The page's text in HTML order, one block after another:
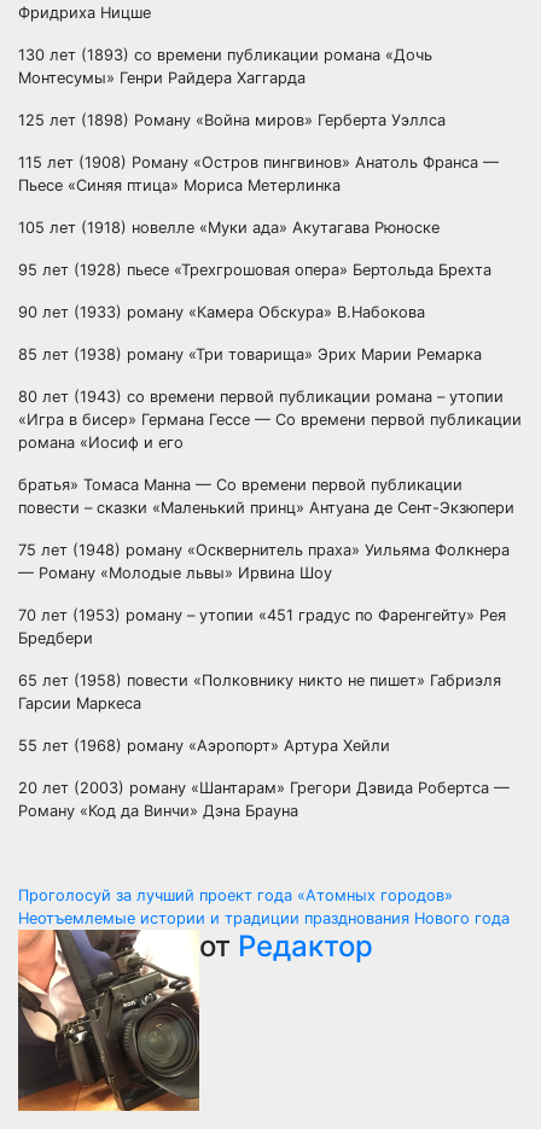
Фридриха Ницше
130 лет (1893) со времени публикации романа «Дочь
Монтесумы» Генри Райдера Хаггарда
125 лет (1898) Роману «Война миров» Герберта Уэллса
115 лет (1908) Роману «Остров пингвинов» Анатоль Франса —
Пьесе «Синяя птица» Мориса Метерлинка
105 лет (1918) новелле «Муки ада» Акутагава Рюноске
95 лет (1928) пьесе «Трехгрошовая опера» Бертольда Брехта
90 лет (1933) роману «Камера Обскура» В.Набокова
85 лет (1938) роману «Три товарища» Эрих Марии Ремарка
80 лет (1943) со времени первой публикации романа – утопии
«Игра в бисер» Германа Гессе — Со времени первой публикации
романа «Иосиф и его
братья» Томаса Манна — Со времени первой публикации
повести – сказки «Маленький принц» Антуана де Сент-Экзюпери
75 лет (1948) роману «Осквернитель праха» Уильяма Фолкнера
— Роману «Молодые львы» Ирвина Шоу
70 лет (1953) роману – утопии «451 градус по Фаренгейту» Рея
Бредбери
65 лет (1958) повести «Полковнику никто не пишет» Габриэля
Гарсии Маркеса
55 лет (1968) роману «Аэропорт» Артура Хейли
20 лет (2003) роману «Шантарам» Грегори Дэвида Робертса —
Роману «Код да Винчи» Дэна Брауна
Навигация
по
записям
Проголосуй за лучший проект года «Атомных городов»
Неотъемлемые истории и традиции празднования Нового года
от Редактор